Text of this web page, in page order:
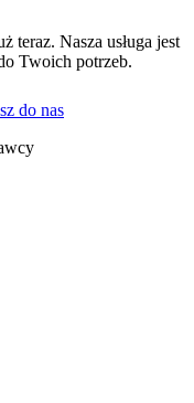
teraz. Nasza usługa jest
Twoich potrzeb.
do nas